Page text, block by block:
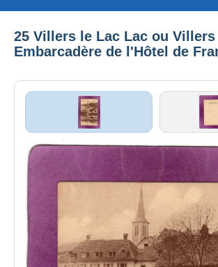
25 Villers le Lac Lac ou Villers
Embarcadère de l'Hôtel de